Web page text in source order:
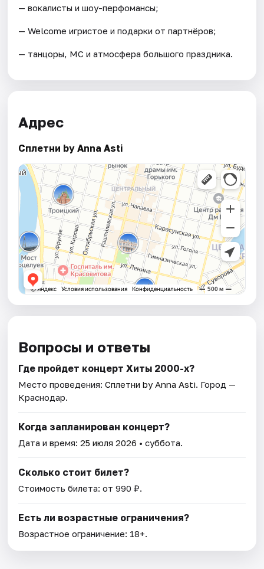
— вокалисты и шоу-перфомансы;
— Welcome игристое и подарки от партнёров;
— танцоры, МС и атмосфера большого праздника.
Адрес
Сплетни by Anna Asti
Вопросы и ответы
Где пройдет концерт Хиты 2000-х?
Место проведения:Сплетни by Anna Asti. Город —
Краснодар.
Когда запланирован концерт?
Дата и время:25 июля 2026 • суббота.
Сколько стоит билет?
Стоимость билета: от 990 ₽.
Есть ли возрастные ограничения?
Возрастное ограничение: 18+.